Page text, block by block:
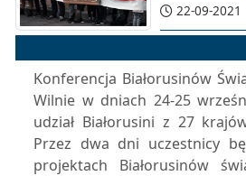
22-09-2021
Konferencja Białorusinów
Wilnie w dniach 24-25
udział Białorusini z 27
Przez dwa dni uczestnicy
projektach Białorusinów